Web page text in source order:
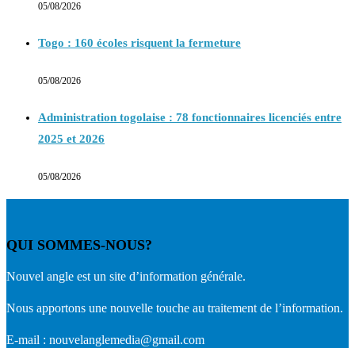
05/08/2026
Togo : 160 écoles risquent la fermeture
05/08/2026
Administration togolaise : 78 fonctionnaires licenciés entre
2025 et 2026
05/08/2026
QUI SOMMES-NOUS?
Nouvel angle est un site d’information générale.
Nous apportons une nouvelle touche au traitement de l’information.
E-mail : nouvelanglemedia@gmail.com